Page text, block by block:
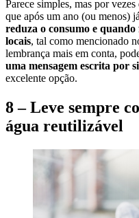
Parece simples, mas por
que após um ano (ou menos)
reduza o consumo e
locais, tal como mencionado
lembrança mais em conta,
uma mensagem escrita por si
excelente opção.
8 – Leve sempre
água reutilizável